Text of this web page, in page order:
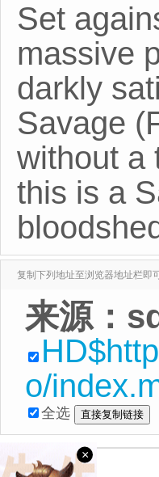
Set
massive
darkly
Savage
without a
this is a
复制下列地址至浏览器地址栏即
来源：
o/
全选
×